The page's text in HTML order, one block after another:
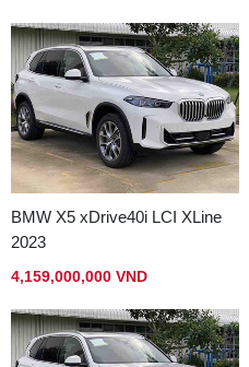
BMW X5 xDrive40i LCI XLine
2023
4,159,000,000 VND